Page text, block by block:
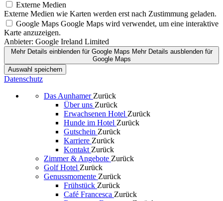
Externe Medien
Externe Medien wie Karten werden erst nach Zustimmung geladen.
Google Maps Google Maps wird verwendet, um eine interaktive
Karte anzuzeigen.
Anbieter: Google Ireland Limited
Mehr Details einblendenfür Google Maps Mehr Details ausblendenfür
Google Maps
Auswahl speichern
Datenschutz
Das Aunhamer Zurück
Über uns Zurück
Erwachsenen Hotel Zurück
Hunde im Hotel Zurück
Gutschein Zurück
Karriere Zurück
Kontakt Zurück
Zimmer & Angebote Zurück
Golf Hotel Zurück
Genussmomente Zurück
Frühstück Zurück
Café Francesca Zurück